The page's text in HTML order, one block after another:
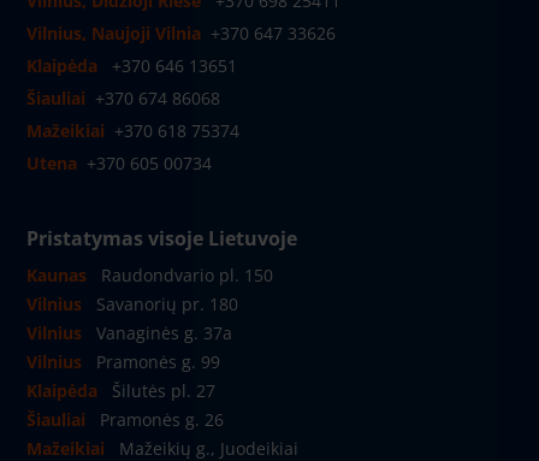
Vilnius, Naujoji Vilnia +370 647 33626
Klaipėda
+370 646 13651
Šiauliai +370 674 86068
Mažeikiai +370 618 75374
Utena +370 605 00734
Pristatymas visoje Lietuvoje
Kaunas
Raudondvario pl. 150
Vilnius
Savanorių pr. 180
Vilnius
Vanaginės g. 37a
Vilnius
Pramonės g. 99
Klaipėda
Šilutės pl. 27
Šiauliai
Pramonės g. 26
Mažeikiai
Mažeikių g., Juodeikiai